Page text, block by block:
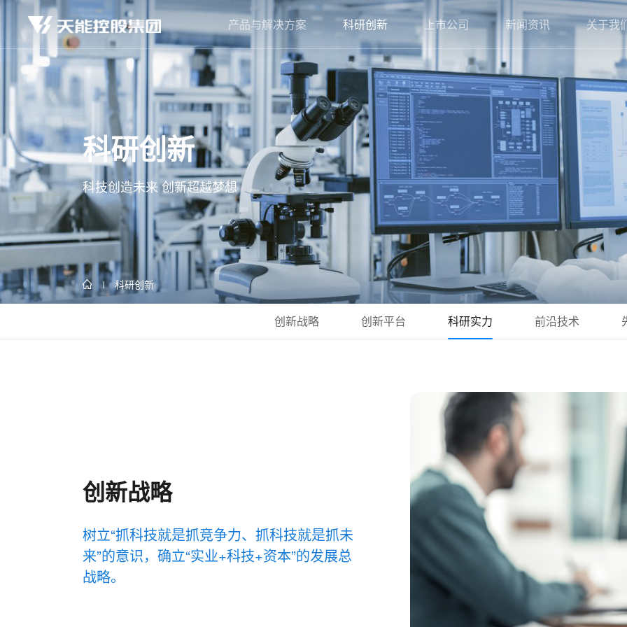
产品与解决方案 科研创新 上市公司 新闻资讯 关于我
科研创新
科技创造未来 创新超越梦想
科研创新
创新战略 创新平台 科研实力 前沿技术
创新战略
树立“抓科技就是抓竞争力、抓科技就是抓未
来”的意识，确立“实业+科技+资本”的发展总
战略。